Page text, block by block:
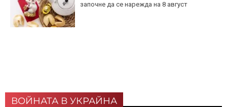
започне да се нарежда на 8 август
ВОЙНАТА В УКРАЙНА